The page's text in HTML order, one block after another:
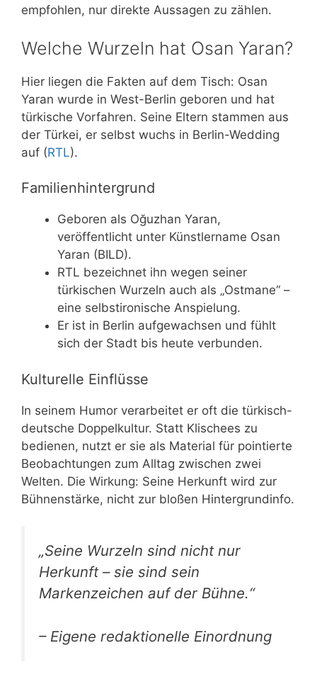
empfohlen, nur direkte Aussagen zu zählen.
Welche Wurzeln hat Osan Yaran?
Hier liegen die Fakten auf dem Tisch: Osan
Yaran wurde in West-Berlin geboren und hat
türkische Vorfahren. Seine Eltern stammen aus
der Türkei, er selbst wuchs in Berlin-Wedding
auf (RTL).
Familienhintergrund
Geboren als Oğuzhan Yaran,
veröffentlicht unter Künstlername Osan
Yaran (BILD).
RTL bezeichnet ihn wegen seiner
türkischen Wurzeln auch als „Ostmane“ –
eine selbstironische Anspielung.
Er ist in Berlin aufgewachsen und fühlt
sich der Stadt bis heute verbunden.
Kulturelle Einflüsse
In seinem Humor verarbeitet er oft die türkisch-
deutsche Doppelkultur. Statt Klischees zu
bedienen, nutzt er sie als Material für pointierte
Beobachtungen zum Alltag zwischen zwei
Welten. Die Wirkung: Seine Herkunft wird zur
Bühnenstärke, nicht zur bloßen Hintergrundinfo.
„Seine Wurzeln sind nicht nur
Herkunft – sie sind sein
Markenzeichen auf der Bühne.“
– Eigene redaktionelle Einordnung